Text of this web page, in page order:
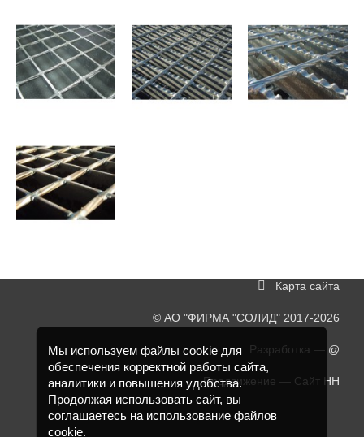
Карта сайта
© АО "ФИРМА "СОЛИД" 2017-2026
Разработка — @
Продвижение — Сайт НН
Мы используем файлы cookie для
обеспечения корректной работы сайта,
аналитики и повышения удобства.
Продолжая использовать сайт, вы
соглашаетесь на использование файлов
cookie.